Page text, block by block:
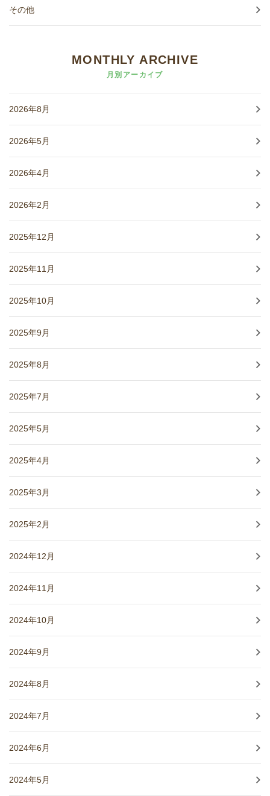
その他
MONTHLY ARCHIVE
月別アーカイブ
2026年8月
2026年5月
2026年4月
2026年2月
2025年12月
2025年11月
2025年10月
2025年9月
2025年8月
2025年7月
2025年5月
2025年4月
2025年3月
2025年2月
2024年12月
2024年11月
2024年10月
2024年9月
2024年8月
2024年7月
2024年6月
2024年5月